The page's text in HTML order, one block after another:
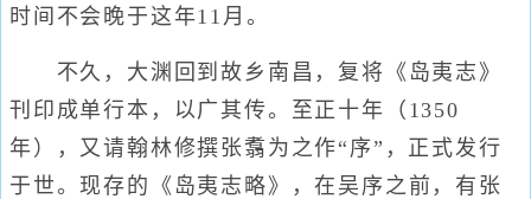
时间不会晚于这年11月。
不久，大渊回到故乡南昌，复将《岛夷志》
刊印成单行本，以广其传。至正十年（1350
年），又请翰林修撰张翥为之作“序”，正式发行
于世。现存的《岛夷志略》，在吴序之前，有张